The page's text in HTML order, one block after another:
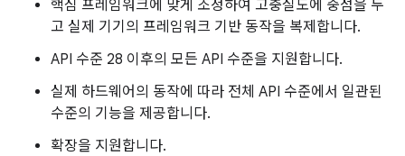
핵심 프레임워크에 맞게 조정하여 고충실도에 중점을 두
고 실제 기기의 프레임워크 기반 동작을 복제합니다.
API 수준 28 이후의 모든 API 수준을 지원합니다.
실제 하드웨어의 동작에 따라 전체 API 수준에서 일관된
수준의 기능을 제공합니다.
확장을 지원합니다.